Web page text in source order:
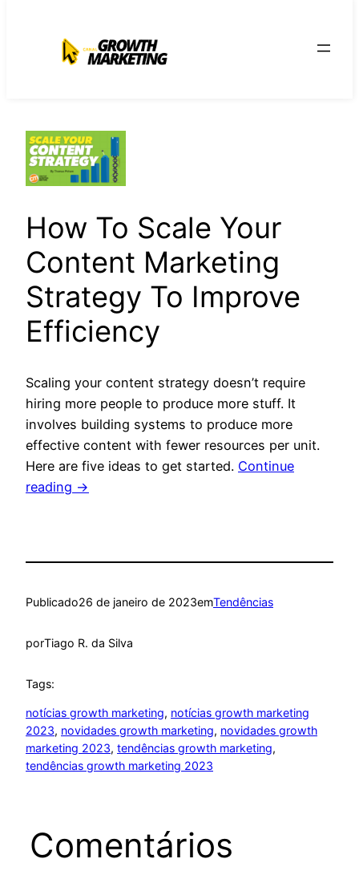
conteúdo
How To Scale Your
Content Marketing
Strategy To Improve
Efficiency
Scaling your content strategy doesn’t require
hiring more people to produce more stuff. It
involves building systems to produce more
effective content with fewer resources per unit.
Here are five ideas to get started. Continue
reading →
Publicado26 de janeiro de 2023emTendências
porTiago R. da Silva
Tags:
notícias growth marketing, notícias growth marketing
2023, novidades growth marketing, novidades growth
marketing 2023, tendências growth marketing
tendências growth marketing 2023
Comentários